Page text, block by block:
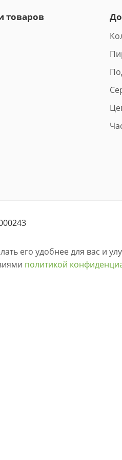
товаров
его удобнее для вас и
политикой